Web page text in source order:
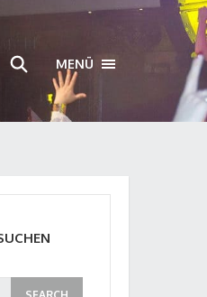
MENÜ TOGGLE